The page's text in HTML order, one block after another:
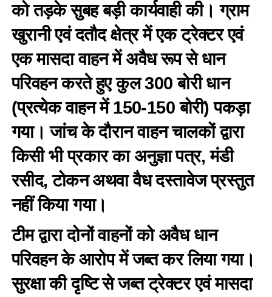
को तड़के सुबह बड़ी कार्यवाही की। ग्राम
खुरानी एवं दतौद क्षेत्र में एक ट्रेक्टर एवं
एक मासदा वाहन में अवैध रूप से धान
परिवहन करते हुए कुल 300 बोरी धान
(प्रत्येक वाहन में 150-150 बोरी) पकड़ा
गया। जांच के दौरान वाहन चालकों द्वारा
किसी भी प्रकार का अनुज्ञा पत्र, मंडी
रसीद, टोकन अथवा वैध दस्तावेज प्रस्तुत
नहीं किया गया।
टीम द्वारा दोनों वाहनों को अवैध धान
परिवहन के आरोप में जब्त कर लिया गया।
सुरक्षा की दृष्टि से जब्त ट्रेक्टर एवं मासदा